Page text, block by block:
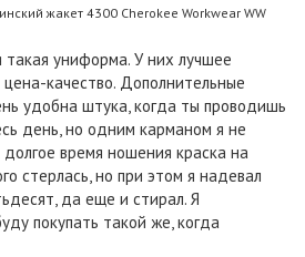
жакет 4300 Cherokee Workwear WW
такая униформа. У них лучшее
качество. Дополнительные
удобна штука, когда ты проводишь
день, но одним карманом я не
долгое время ношения краска на
стерлась, но при этом я надевал
да еще и стирал. Я
покупать такой же, когда